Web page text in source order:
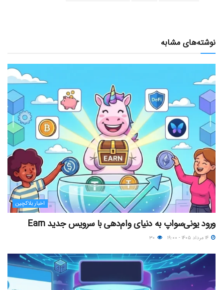
نوشته‌های مشابه
اخبار بلاکچین
ورود یونی‌سواپ به دنیای وام‌دهی با سرویس جدید Earn